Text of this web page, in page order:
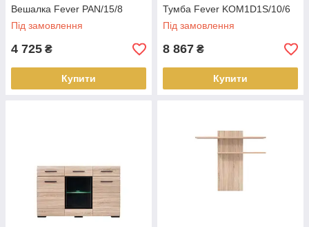
Вешалка Fever PAN/15/8
Під замовлення
4 725 ₴
Купити
Тумба Fever KOM1D1S/10/6
Під замовлення
8 867 ₴
Купити